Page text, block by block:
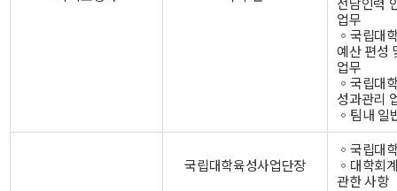
업무
◦국립대
예산 편성
업무
◦국립대
성과관리
◦팀내 일
국립대학육성사업단장
◦국립대
◦대학회
관한 사항